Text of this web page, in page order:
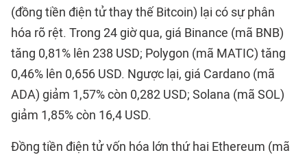
(đồng tiền điện tử thay thế Bitcoin) lại có sự phân
hóa rõ rệt. Trong 24 giờ qua, giá Binance (mã BNB)
tăng 0,81% lên 238 USD; Polygon (mã MATIC) tăng
0,46% lên 0,656 USD. Ngược lại, giá Cardano (mã
ADA) giảm 1,57% còn 0,282 USD; Solana (mã SOL)
giảm 1,85% còn 16,4 USD.
Đồng tiền điện tử vốn hóa lớn thứ hai Ethereum (mã